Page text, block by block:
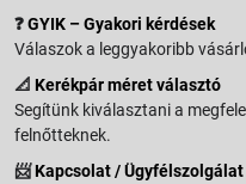
❓GYIK – Gyakori kérdések
Válaszok a leggyakoribb
📐 Kerékpár méret választó
Segítünk kiválasztani a
felnőtteknek.
📨Kapcsolat / Ügyfélszolgálat